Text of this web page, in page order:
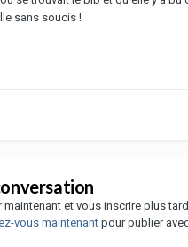
sans soucis !
et vous inscrire plus
vous maintenantpour publier